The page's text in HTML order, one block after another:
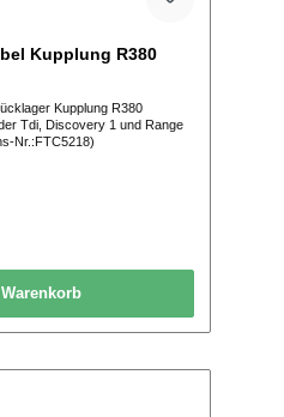
Kupplung R380
Kupplung R380
Tdi, Discovery 1 und Range
Nr.:FTC5218)
Warenkorb